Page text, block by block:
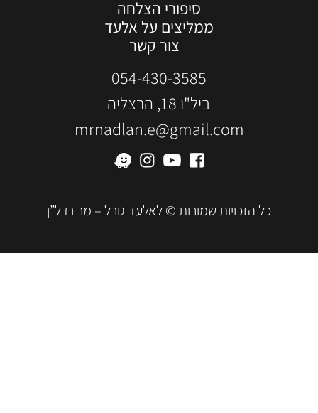
סיפורי הצלחה
ממליצים על אלעד
צור קשר
054-430-3585
ביל"ו 18, הרצליה
mrnadlan.e@gmail.com
כל הזכויות שמורות © לאלעד גורל – מר נדל”ן